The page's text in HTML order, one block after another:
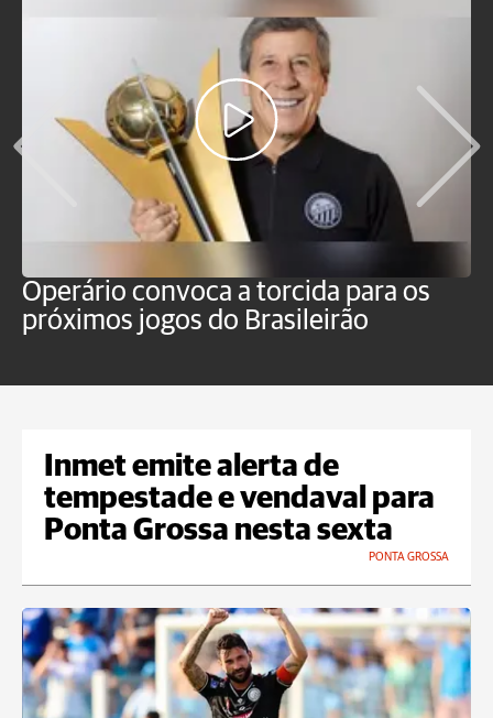
Operário convoca a torcida para os
próximos jogos do Brasileirão
Inmet emite alerta de
tempestade e vendaval para
Ponta Grossa nesta sexta
PONTA GROSSA